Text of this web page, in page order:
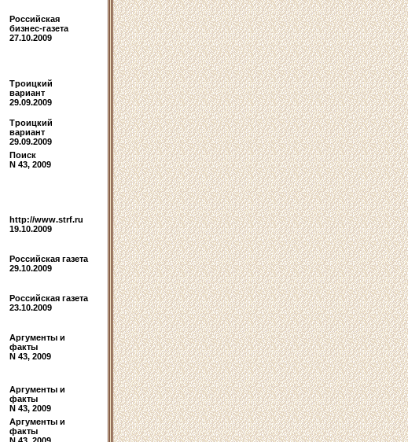
Российская
бизнес-газета
27.10.2009
Троицкий
вариант
29.09.2009
Троицкий
вариант
29.09.2009
Поиск
N 43, 2009
http://www.strf.ru
19.10.2009
Российская газета
29.10.2009
Российская газета
23.10.2009
Аргументы и
факты
N 43, 2009
Аргументы и
факты
N 43, 2009
Аргументы и
факты